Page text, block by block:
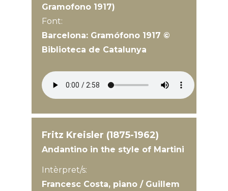
Gramofono 1917)
Font:
Barcelona: Gramófono 1917 ©
Biblioteca de Catalunya
Fritz Kreisler (1875-1962)
Andantino in the style of Martini
Intèrpret/s:
Francesc Costa, piano / Guillem